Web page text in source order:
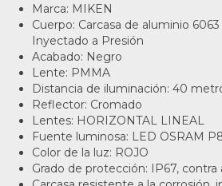
Marca: MIKEN
Cuerpo: Carcasa de aluminio
Inyectado a Presión
Acabado: Negro
Lente: PMMA
Distancia de iluminación: 40
Reflector: Cromado
Lentes: HORIZONTAL LINEAL
Fuente luminosa: LED OSRAM
Color de la luz: ROJO
Grado de protección: IP67, contra